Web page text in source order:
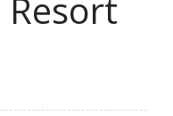
Resort